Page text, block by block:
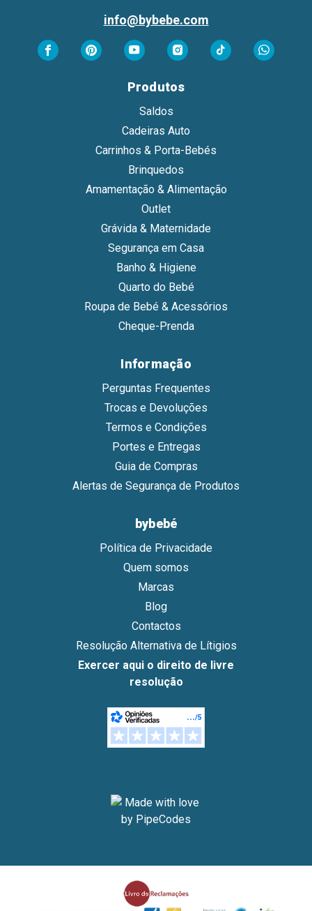
info@bybebe.com
Produtos
Saldos
Cadeiras Auto
Carrinhos & Porta-Bebés
Brinquedos
Amamentação & Alimentação
Outlet
Grávida & Maternidade
Segurança em Casa
Banho & Higiene
Quarto do Bebé
Roupa de Bebé & Acessórios
Cheque-Prenda
Informação
Perguntas Frequentes
Trocas e Devoluções
Termos e Condições
Portes e Entregas
Guia de Compras
Alertas de Segurança de Produtos
bybebé
Política de Privacidade
Quem somos
Marcas
Blog
Contactos
Resolução Alternativa de Lítigios
Exercer aqui o direito de livre
resolução